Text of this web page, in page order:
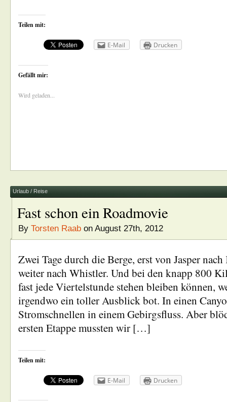
Teilen mit:
E-Mail Drucken
Gefällt mir:
Wird geladen...
Urlaub / Reise
Fast schon ein Roadmovie
By Torsten Raab on August 27th, 2012
Zwei Tage durch die Berge, erst von Jasper
weiter nach Whistler. Und bei den knapp 800
fast jede Viertelstunde stehen bleiben können,
irgendwo ein toller Ausblick bot. In einen
Stromschnellen in einem Gebirgsfluss. Aber
ersten Etappe mussten wir […]
Teilen mit:
E-Mail Drucken